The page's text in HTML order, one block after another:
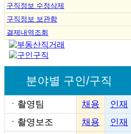
구직정보 수정삭제
구직정보 보관함
결제내역조회
분야별 구인/구직
ㆍ 촬영팀 채용
인재
ㆍ 촬영보조 채용
인재